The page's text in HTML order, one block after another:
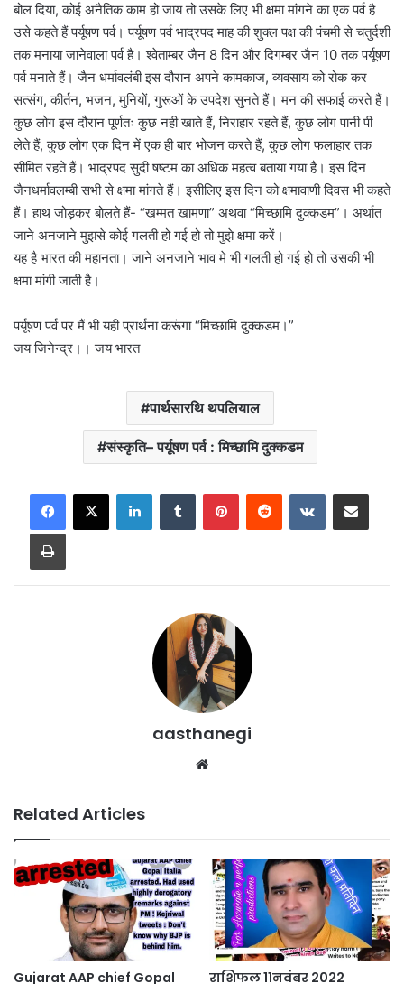
बोल दिया, कोई अनैतिक काम हो जाय तो उसके लिए भी क्षमा मांगने का एक पर्व है
उसे कहते हैं पर्यूषण पर्व। पर्यूषण पर्व भाद्रपद माह की शुक्ल पक्ष की पंचमी से चतुर्दशी
तक मनाया जानेवाला पर्व है। श्वेताम्बर जैन 8 दिन और दिगम्बर जैन 10 तक पर्यूषण
पर्व मनाते हैं। जैन धर्मावलंबी इस दौरान अपने कामकाज, व्यवसाय को रोक कर
सत्संग, कीर्तन, भजन, मुनियों, गुरूओं के उपदेश सुनते हैं। मन की सफाई करते हैं।
कुछ लोग इस दौरान पूर्णतः कुछ नही खाते हैं, निराहार रहते हैं, कुछ लोग पानी पी
लेते हैं, कुछ लोग एक दिन में एक ही बार भोजन करते हैं, कुछ लोग फलाहार तक
सीमित रहते हैं। भाद्रपद सुदी षष्टम का अधिक महत्व बताया गया है। इस दिन
जैनधर्मावलम्बी सभी से क्षमा मांगते हैं। इसीलिए इस दिन को क्षमावाणी दिवस भी कहते
हैं। हाथ जोड़कर बोलते हैं- “खम्मत खामणा” अथवा “मिच्छामि दुक्कडम”। अर्थात
जाने अनजाने मुझसे कोई गलती हो गई हो तो मुझे क्षमा करें।
यह है भारत की महानता। जाने अनजाने भाव मे भी गलती हो गई हो तो उसकी भी
क्षमा मांगी जाती है।
पर्यूषण पर्व पर मैं भी यही प्रार्थना करूंगा “मिच्छामि दुक्कडम।”
जय जिनेन्द्र।। जय भारत
पार्थसारथि थपलियाल
संस्कृति– पर्यूषण पर्व : मिच्छामि दुक्कडम
LinkedInTumblr PinterestReddit VKontakteShare via Email
Print
aasthanegi
Related Articles
Gujarat AAP chief Gopal ‍‍‍‍‍‍‍‍‍‍‍‍‍‍‍‍‍‍‍‍‍‍‍‍‍‍‍‍‍‍‍‍‍‍‍‍‍‍‍‍‍‍‍‍‍‍‍‍‍‍‍‍‍‍‍‍‍‍‍‍‍‍‍‍‍‍‍‍‍‍‍‍‍‍‍‍‍‍‍‍‍‍‍‍‍‍‍‍‍‍‍‍‍‍‍‍‍‍‍‍‍‍‍‍‍‍‍‍‍‍‍‍‍‍‍‍‍‍‍‍‍‍‍‍‍‍‍‍‍‍‍‍‍‍‍‍‍‍‍‍‍‍‍‍‍‍‍‍‍‍‍‍‍‍‍‍‍‍‍‍‍‍‍‍‍‍‍‍‍‍‍‍‍‍‍‍‍‍‍‍‍‍‍राशिफल 11नवंबर 2022